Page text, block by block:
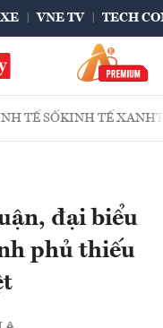
XE VNE TV TECH
TẾ SỐKINH TẾ XANH
đại biểu
phủ thiếu